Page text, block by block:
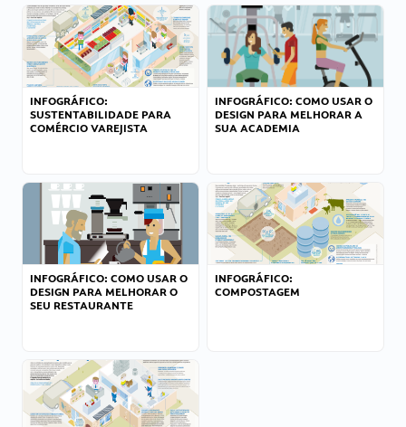
INFOGRÁFICO:
SUSTENTABILIDADE PARA
COMÉRCIO VAREJISTA
INFOGRÁFICO: COMO USAR O
DESIGN PARA MELHORAR A
SUA ACADEMIA
INFOGRÁFICO: COMO USAR O
DESIGN PARA MELHORAR O
SEU RESTAURANTE
INFOGRÁFICO:
COMPOSTAGEM